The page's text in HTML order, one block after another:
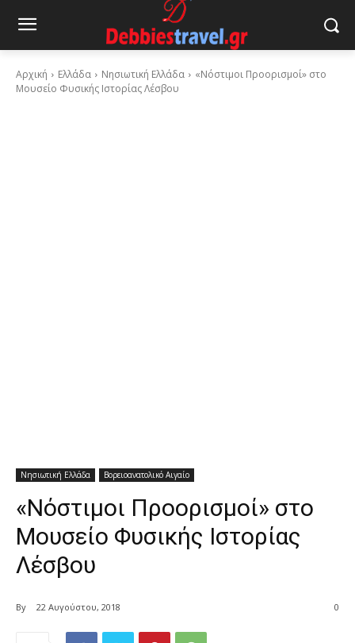
Αρχική Ελλάδα Νησιωτική Ελλάδα
«Νόστιμοι Προορισμοί» στο
Μουσείο Φυσικής Ιστορίας Λέσβου
Νησιωτική Ελλάδα Βορειοανατολικό Αιγαίο
«Νόστιμοι Προορισμοί» στο
Μουσείο Φυσικής Ιστορίας
Λέσβου
By 22 Αυγούστου, 2018 0